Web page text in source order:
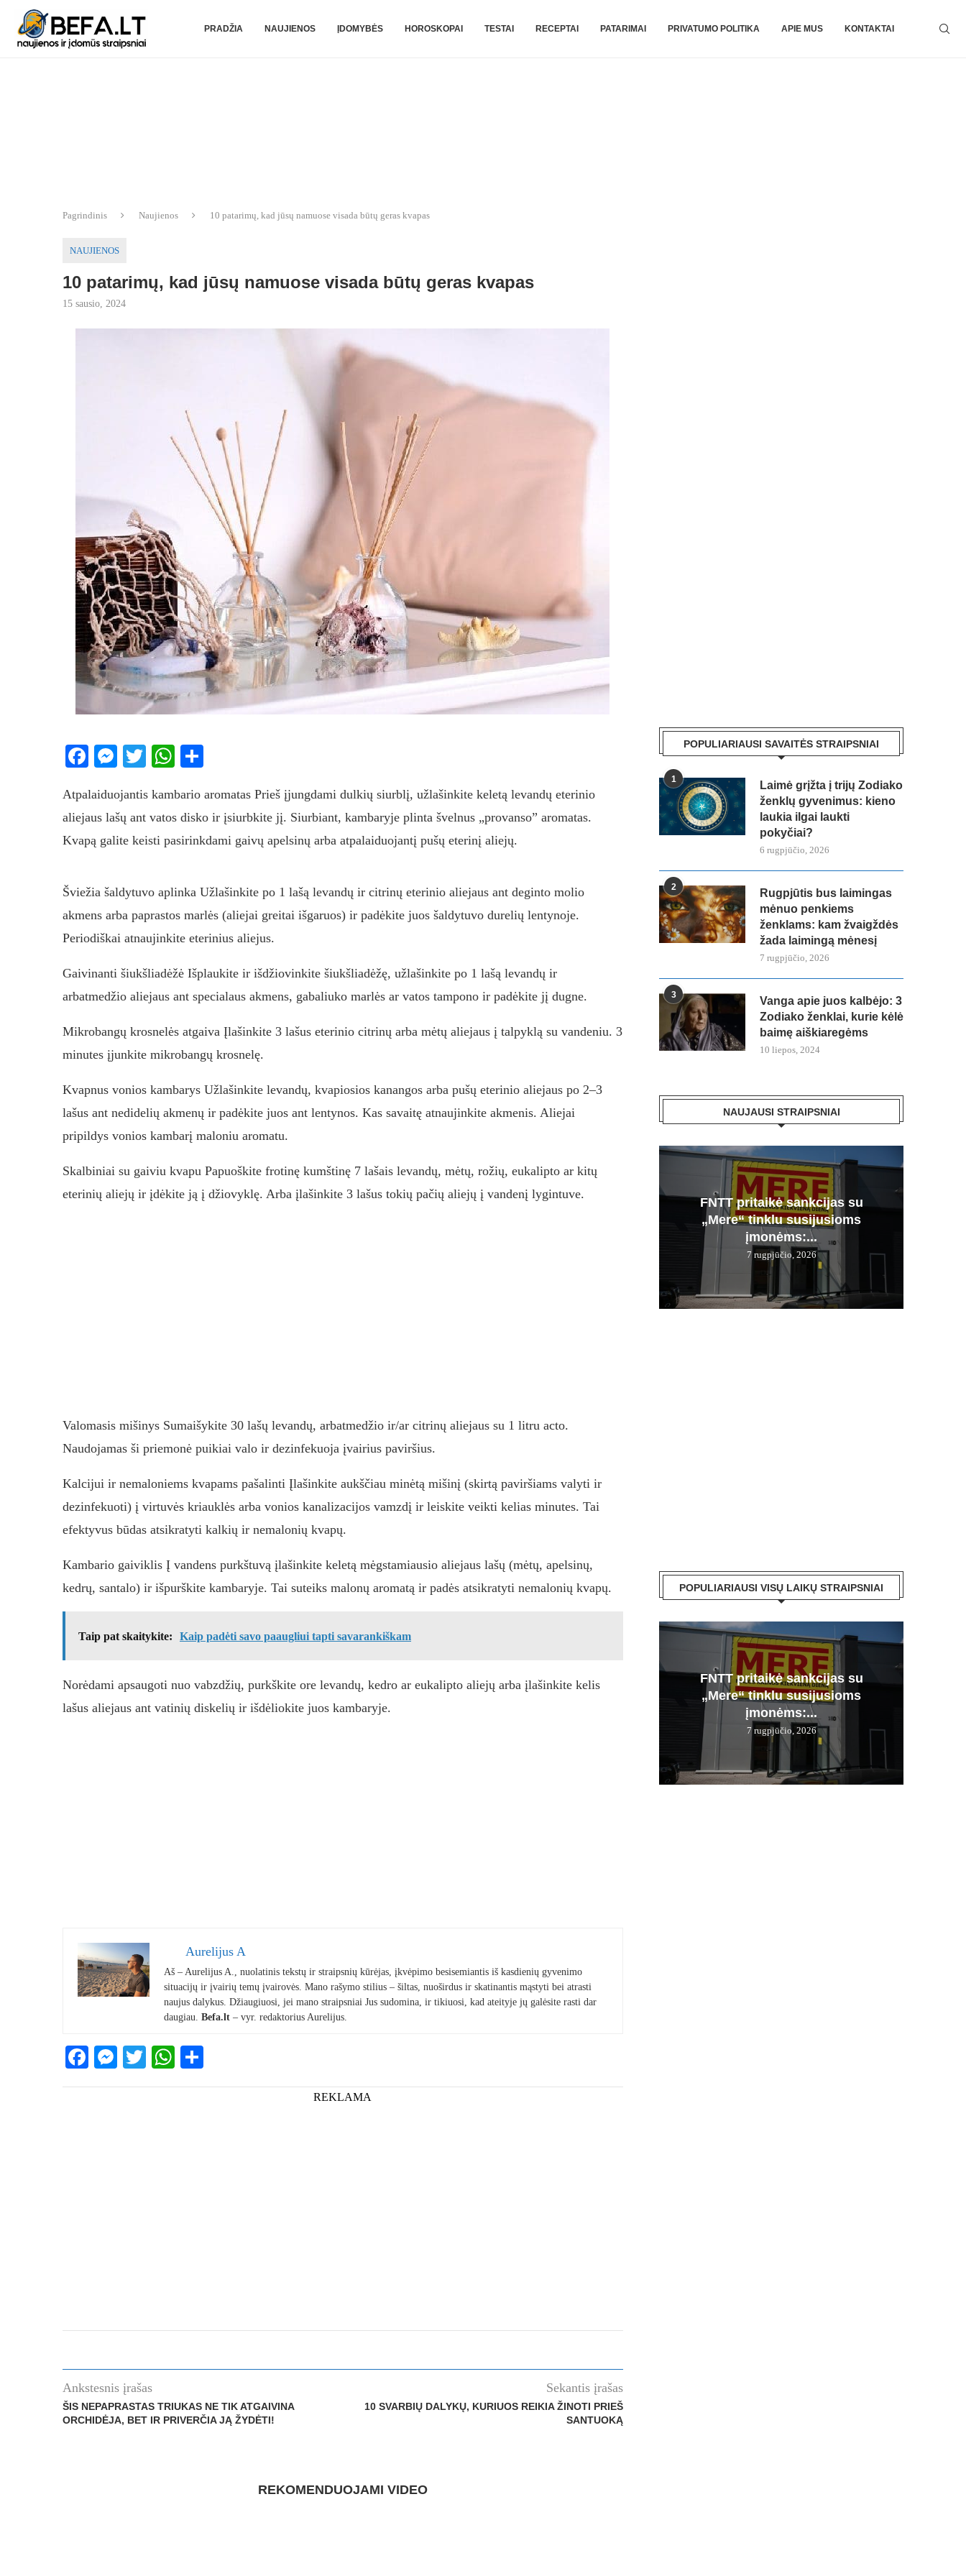
PRADŽIA NAUJIENOS ĮDOMYBĖS HOROSKOPAI TESTAI RECEPTAI PATARIMAI PRIVATUMO POLITIKA APIE MUS KONTAKTAI
Pagrindinis Naujienos 10 patarimų, kad jūsų namuose visada būtų geras kvapas
NAUJIENOS
10 patarimų, kad jūsų namuose visada būtų geras kvapas
15 sausio, 2024
Facebook
Messenger
TwitterWhatsApp
Atpalaiduojantis kambario aromatas Prieš įjungdami dulkių siurblį, užlašinkite keletą levandų eterinio
aliejaus lašų ant vatos disko ir įsiurbkite jį. Siurbiant, kambaryje plinta švelnus „provanso” aromatas.
Kvapą galite keisti pasirinkdami gaivų apelsinų arba atpalaiduojantį pušų eterinį aliejų.
Šviežia šaldytuvo aplinka Užlašinkite po 1 lašą levandų ir citrinų eterinio aliejaus ant deginto molio
akmens arba paprastos marlės (aliejai greitai išgaruos) ir padėkite juos šaldytuvo durelių lentynoje.
Periodiškai atnaujinkite eterinius aliejus.
Gaivinanti šiukšliadėžė Išplaukite ir išdžiovinkite šiukšliadėžę, užlašinkite po 1 lašą levandų ir
arbatmedžio aliejaus ant specialaus akmens, gabaliuko marlės ar vatos tampono ir padėkite jį dugne.
Mikrobangų krosnelės atgaiva Įlašinkite 3 lašus eterinio citrinų arba mėtų aliejaus į talpyklą su vandeniu. 3
minutes įjunkite mikrobangų krosnelę.
Kvapnus vonios kambarys Užlašinkite levandų, kvapiosios kanangos arba pušų eterinio aliejaus po 2–3
lašus ant nedidelių akmenų ir padėkite juos ant lentynos. Kas savaitę atnaujinkite akmenis. Aliejai
pripildys vonios kambarį maloniu aromatu.
Skalbiniai su gaiviu kvapu Papuoškite frotinę kumštinę 7 lašais levandų, mėtų, rožių, eukalipto ar kitų
eterinių aliejų ir įdėkite ją į džiovyklę. Arba įlašinkite 3 lašus tokių pačių aliejų į vandenį lygintuve.
Valomasis mišinys Sumaišykite 30 lašų levandų, arbatmedžio ir/ar citrinų aliejaus su 1 litru acto.
Naudojamas ši priemonė puikiai valo ir dezinfekuoja įvairius paviršius.
Kalcijui ir nemaloniems kvapams pašalinti Įlašinkite aukščiau minėtą mišinį (skirtą paviršiams valyti ir
dezinfekuoti) į virtuvės kriauklės arba vonios kanalizacijos vamzdį ir leiskite veikti kelias minutes. Tai
efektyvus būdas atsikratyti kalkių ir nemalonių kvapų.
Kambario gaiviklis Į vandens purkštuvą įlašinkite keletą mėgstamiausio aliejaus lašų (mėtų, apelsinų,
kedrų, santalo) ir išpurškite kambaryje. Tai suteiks malonų aromatą ir padės atsikratyti nemalonių kvapų.
Taip pat skaitykite: Kaip padėti savo paaugliui tapti savarankiškam
Norėdami apsaugoti nuo vabzdžių, purkškite ore levandų, kedro ar eukalipto aliejų arba įlašinkite kelis
lašus aliejaus ant vatinių diskelių ir išdėliokite juos kambaryje.
Aurelijus A
Aš – Aurelijus A., nuolatinis tekstų ir straipsnių kūrėjas, įkvėpimo besisemiantis iš kasdienių gyvenimo
situacijų ir įvairių temų įvairovės. Mano rašymo stilius – šiltas, nuoširdus ir skatinantis mąstyti bei atrasti
naujus dalykus. Džiaugiuosi, jei mano straipsniai Jus sudomina, ir tikiuosi, kad ateityje jų galėsite rasti dar
daugiau. Befa.lt – vyr. redaktorius Aurelijus.
Facebook
Messenger
TwitterWhatsApp
REKLAMA
Ankstesnis įrašas
ŠIS NEPAPRASTAS TRIUKAS NE TIK ATGAIVINA
ORCHIDĖJA, BET IR PRIVERČIA JĄ ŽYDĖTI!
Sekantis įrašas
10 SVARBIŲ DALYKŲ, KURIUOS REIKIA ŽINOTI PRIEŠ
SANTUOKĄ
REKOMENDUOJAMI VIDEO
POPULIARIAUSI SAVAITĖS STRAIPSNIAI
1
Laimė grįžta į trijų Zodiako
ženklų gyvenimus: kieno
laukia ilgai laukti
pokyčiai?
6 rugpjūčio, 2026
2
Rugpjūtis bus laimingas
mėnuo penkiems
ženklams: kam žvaigždės
žada laimingą mėnesį
7 rugpjūčio, 2026
3
Vanga apie juos kalbėjo: 3
Zodiako ženklai, kurie kėlė
baimę aiškiaregėms
10 liepos, 2024
NAUJAUSI STRAIPSNIAI
FNTT pritaikė sankcijas su
„Mere“ tinklu susijusioms
įmonėms:...
7 rugpjūčio, 2026
POPULIARIAUSI VISŲ LAIKŲ STRAIPSNIAI
FNTT pritaikė sankcijas su
„Mere“ tinklu susijusioms
įmonėms:...
7 rugpjūčio, 2026